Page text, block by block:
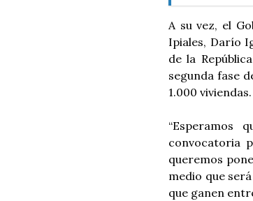
A su vez, el
Ipiales, Darío
de la
segunda fase
1.000 viviendas.
“Esperamos
convocatoria
queremos
medio que
que ganen